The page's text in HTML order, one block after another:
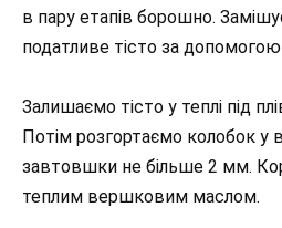
в пару етапів борошно.
податливе тісто за допомогою
Залишаємо тісто у теплі під
Потім розгортаємо колобок у
завтовшки не більше 2 мм.
теплим вершковим маслом.